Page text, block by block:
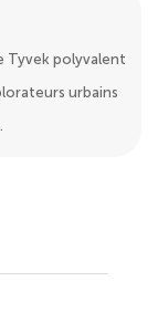
Tyvek polyvalent
urbains